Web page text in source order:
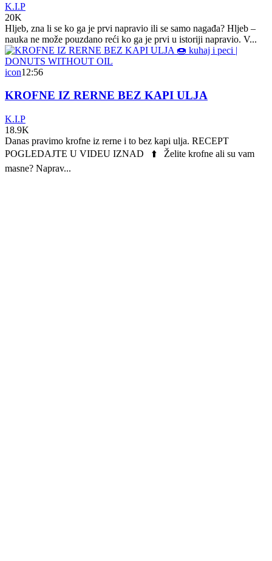
K.I.P
20K
Hljeb, zna li se ko ga je prvi napravio ili se samo nagađa? Hljeb –
nauka ne može pouzdano reći ko ga je prvi u istoriji napravio. V...
icon12:56
KROFNE IZ RERNE BEZ KAPI ULJA
K.I.P
18.9K
Danas pravimo krofne iz rerne i to bez kapi ulja. RECEPT
POGLEDAJTE U VIDEU IZNAD ⬆️ Želite krofne ali su vam
masne? Naprav...